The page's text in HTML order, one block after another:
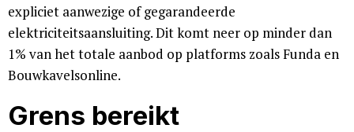
expliciet aanwezige of gegarandeerde
elektriciteitsaansluiting. Dit komt neer op minder dan
1% van het totale aanbod op platforms zoals Funda en
Bouwkavelsonline.
Grens bereikt